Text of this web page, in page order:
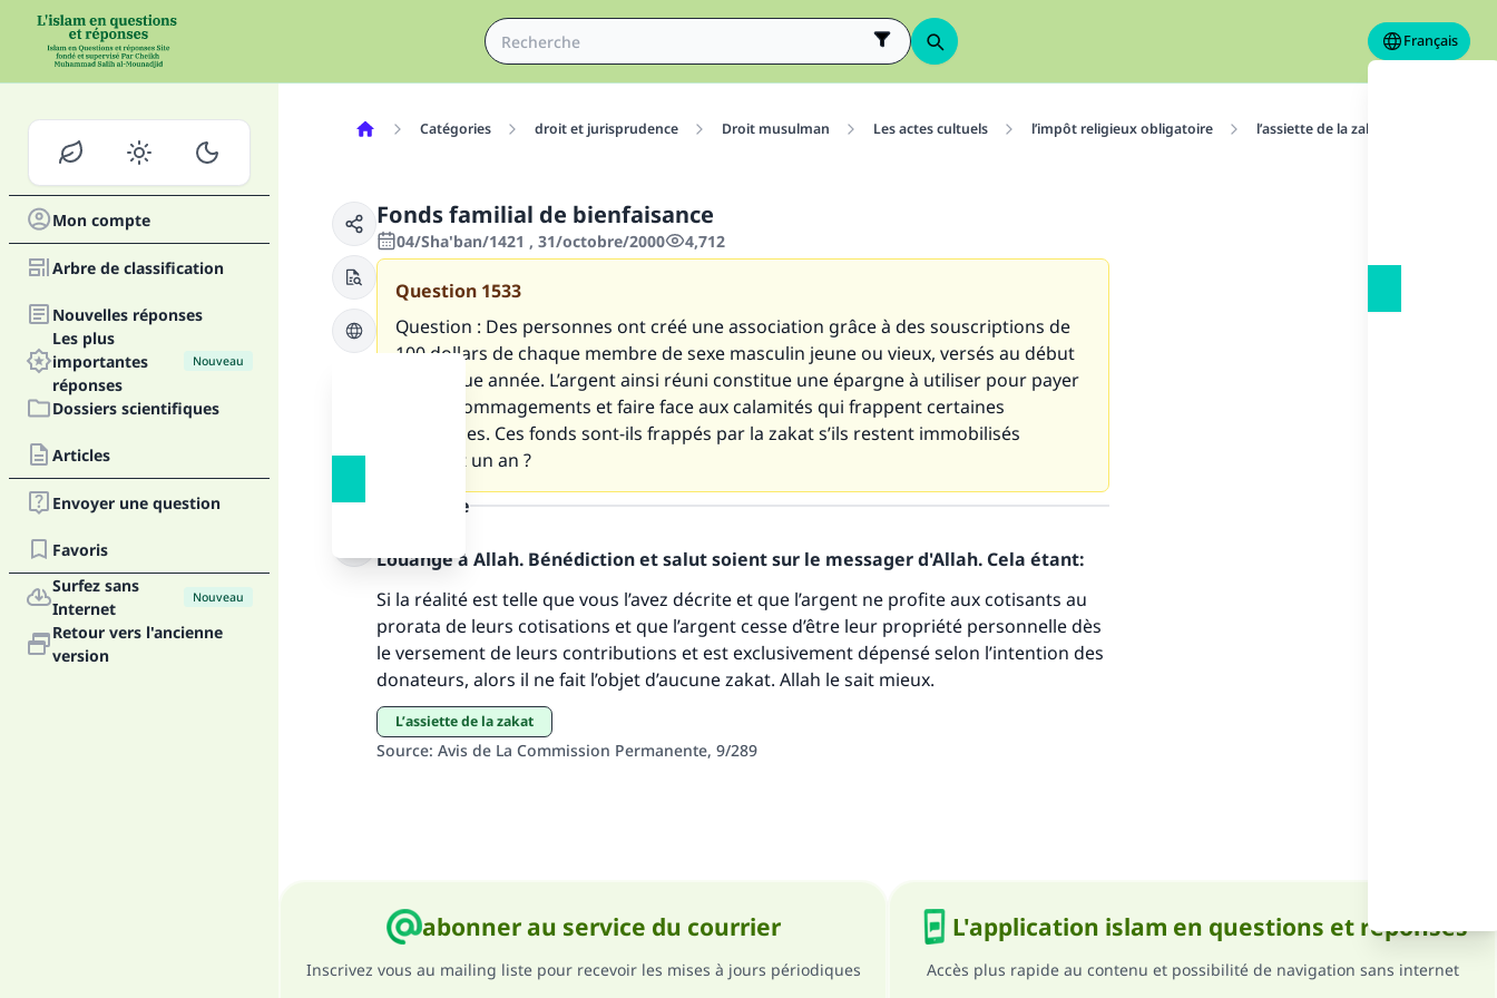
Français
Mon compte
Arbre de classification
Nouvelles réponses
Les plus
importantes
réponses
Nouveau
Dossiers scientifiques
Articles
Envoyer une question
Favoris
Surfez sans
Internet
Nouveau
Retour vers l'ancienne
version
Catégories droit et jurisprudence Droit musulman Les actes cultuels l’impôt religieux obligatoire l’assiette de la zakat
Fonds familial de bienfaisance
04/Sha'ban/1421 , 31/octobre/2000 4,712
Question 1533
Question : Des personnes ont créé une association grâce à des souscriptions de
100 dollars de chaque membre de sexe masculin jeune ou vieux, versés au début
de chaque année. L’argent ainsi réuni constitue une épargne à utiliser pour payer
des dédommagements et faire face aux calamités qui frappent certaines
personnes. Ces fonds sont-ils frappés par la zakat s’ils restent immobilisés
pendant un an ?
la réponse
Louange à Allah. Bénédiction et salut soient sur le messager d'Allah. Cela étant:
Si la réalité est telle que vous l’avez décrite et que l’argent ne profite aux cotisants au
prorata de leurs cotisations et que l’argent cesse d’être leur propriété personnelle dès
le versement de leurs contributions et est exclusivement dépensé selon l’intention des
donateurs, alors il ne fait l’objet d’aucune zakat. Allah le sait mieux.
l’assiette de la zakat
Source: Avis de La Commission Permanente, 9/289
abonner au service du courrier
Inscrivez vous au mailing liste pour recevoir les mises à jours périodiques
L'application islam en questions et réponses
Accès plus rapide au contenu et possibilité de navigation sans internet
Faites une différence dans la vie de millions de
Aidez nous à apporter des réponses.
Le Messager d'Allah (Paix sur lui) a dit:
"Celui qui indique une bonne action obtient la même récompense
que celui qui le fait."